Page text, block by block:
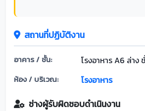
สถานที่ปฏิบัติงาน
อาคาร / ชั้น: โรงอาหาร A6 ล่าง
ห้อง / บริเวณ: โรงอาหาร
ช่างผู้รับผิดชอบดำเนินงาน